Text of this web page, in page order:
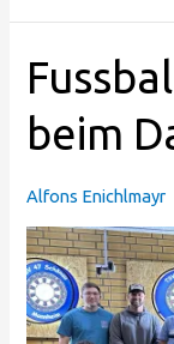
beim
Alfons Enichlmayr
Fussballer
treffen
–
beim